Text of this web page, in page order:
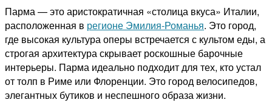
Парма — это аристократичная «столица вкуса» Италии,
расположенная в регионе Эмилия-Романья. Это город,
где высокая культура оперы встречается с культом еды, а
строгая архитектура скрывает роскошные барочные
интерьеры. Парма идеально подходит для тех, кто устал
от толп в Риме или Флоренции. Это город велосипедов,
элегантных бутиков и неспешного образа жизни.